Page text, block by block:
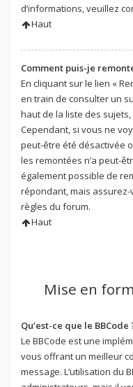
d’informations, veuillez
Haut
Comment puis-je
En cliquant sur le lien «
en train de consulter un
haut de la liste des
Cependant, si vous ne
peut-être été désactivée
les remontées n’a peut-
également possible de
répondant, mais
règles du forum.
Haut
Mise en
Qu’est-ce que le BBCode
Le BBCode est une
vous offrant un meilleur
message. L’utilisation du